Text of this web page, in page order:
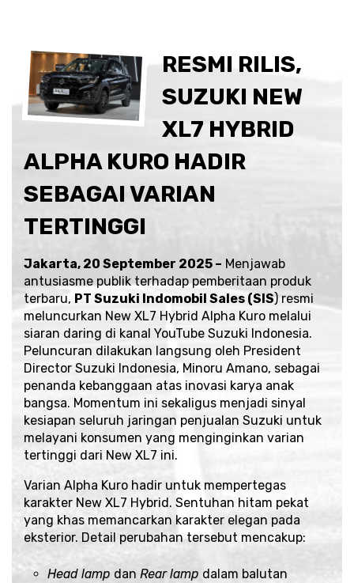
RESMI RILIS,
SUZUKI NEW
XL7 HYBRID
ALPHA KURO HADIR
SEBAGAI VARIAN
TERTINGGI
Jakarta, 20 September 2025 – Menjawab
antusiasme publik terhadap pemberitaan produk
terbaru, PT Suzuki Indomobil Sales (SIS) resmi
meluncurkan New XL7 Hybrid Alpha Kuro melalui
siaran daring di kanal YouTube Suzuki Indonesia.
Peluncuran dilakukan langsung oleh President
Director Suzuki Indonesia, Minoru Amano, sebagai
penanda kebanggaan atas inovasi karya anak
bangsa. Momentum ini sekaligus menjadi sinyal
kesiapan seluruh jaringan penjualan Suzuki untuk
melayani konsumen yang menginginkan varian
tertinggi dari New XL7 ini.
Varian Alpha Kuro hadir untuk mempertegas
karakter New XL7 Hybrid. Sentuhan hitam pekat
yang khas memancarkan karakter elegan pada
eksterior. Detail perubahan tersebut mencakup:
Head lamp dan Rear lamp dalam balutan